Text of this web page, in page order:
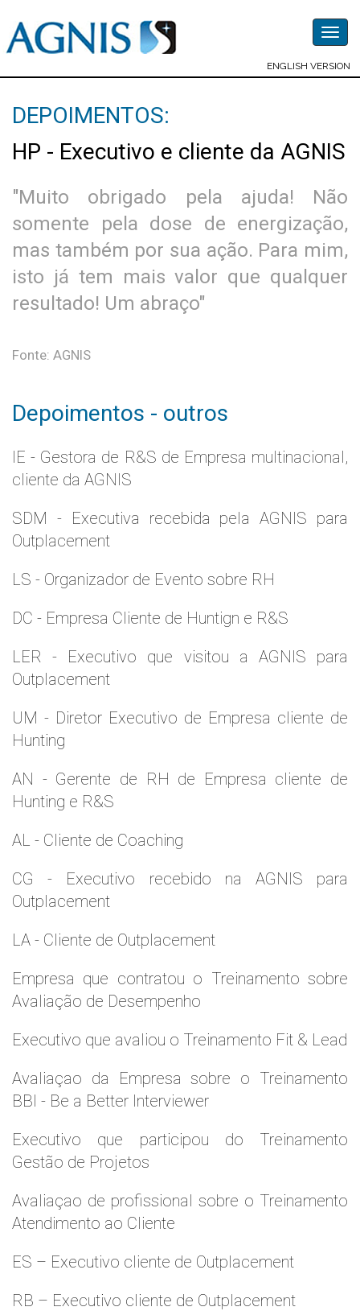
ENGLISH VERSION
DEPOIMENTOS:
HP - Executivo e cliente da AGNIS
"Muito obrigado pela ajuda! Não
somente pela dose de energização,
mas também por sua ação. Para mim,
isto já tem mais valor que qualquer
resultado! Um abraço"
Fonte: AGNIS
Depoimentos - outros
IE - Gestora de R&S de Empresa multinacional,
cliente da AGNIS
SDM - Executiva recebida pela AGNIS para
Outplacement
LS - Organizador de Evento sobre RH
DC - Empresa Cliente de Huntign e R&S
LER - Executivo que visitou a AGNIS para
Outplacement
UM - Diretor Executivo de Empresa cliente de
Hunting
AN - Gerente de RH de Empresa cliente de
Hunting e R&S
AL - Cliente de Coaching
CG - Executivo recebido na AGNIS para
Outplacement
LA - Cliente de Outplacement
Empresa que contratou o Treinamento sobre
Avaliação de Desempenho
Executivo que avaliou o Treinamento Fit & Lead
Avaliaçao da Empresa sobre o Treinamento
BBI - Be a Better Interviewer
Executivo que participou do Treinamento
Gestão de Projetos
Avaliaçao de profissional sobre o Treinamento
Atendimento ao Cliente
ES – Executivo cliente de Outplacement
RB – Executivo cliente de Outplacement